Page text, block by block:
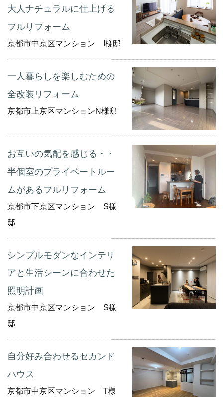
大人ナチュラルに仕上げる
フルリフォーム
京都市中京区マンション I様邸
一人暮らしを楽しむための
全改装リフォーム
京都市上京区マンションN様邸
お互いの気配を感じる・・
半個室のプライベートルー
ムがあるフルリフォーム
京都市下京区マンション S様
邸
シンプルモダンなインテリ
アと生活シーンに合わせた
照明計画
京都市中京区マンション S様
邸
自分好み合わせるセカンド
ハウス
京都市中京区マンション T様